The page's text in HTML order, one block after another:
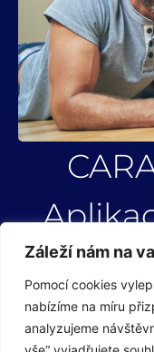
Záleží nám na
Pomocí cookies
nabízíme na míru
analyzujeme
S bezplatnou
změřit místnost.
funkčnost i při
možnost